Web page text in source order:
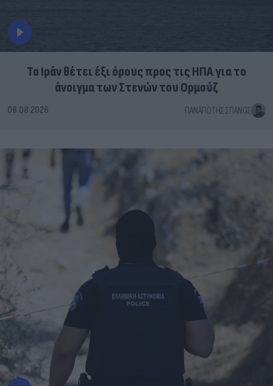
Το Ιράν θέτει έξι όρους προς τις ΗΠΑ για το
άνοιγμα των Στενών του Ορμούζ
08.08.2026 ΠΑΝΑΓΙΏΤΗΣ ΣΠΑΝΌΣ